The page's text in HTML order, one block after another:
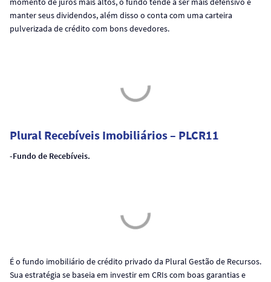
manter seus dividendos, além disso o conta com uma carteira
pulverizada de crédito com bons devedores.
Plural Recebíveis Imobiliários – PLCR11
-Fundo de Recebíveis.
É o fundo imobiliário de crédito privado da Plural Gestão de Recursos.
Sua estratégia se baseia em investir em CRIs com boas garantias e